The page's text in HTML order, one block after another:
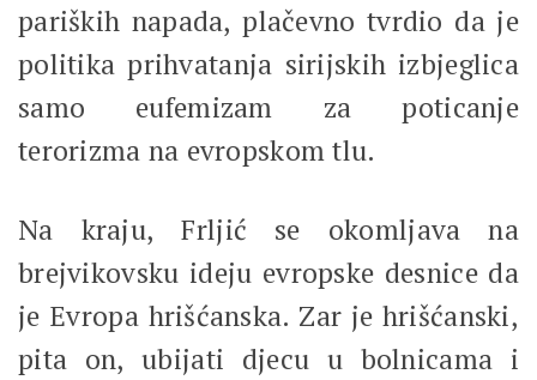
pariških napada, plačevno tvrdio da je
politika prihvatanja sirijskih izbjeglica
samo eufemizam za poticanje
terorizma na evropskom tlu.
Na kraju, Frljić se okomljava na
brejvikovsku ideju evropske desnice da
je Evropa hrišćanska. Zar je hrišćanski,
pita on, ubijati djecu u bolnicama i